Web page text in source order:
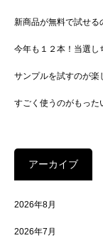
新商品が無料で試せ
今年も１２本！当選し
サンプルを試すのが楽
すごく使うのがもっ
アーカイブ
2026年8月
2026年7月